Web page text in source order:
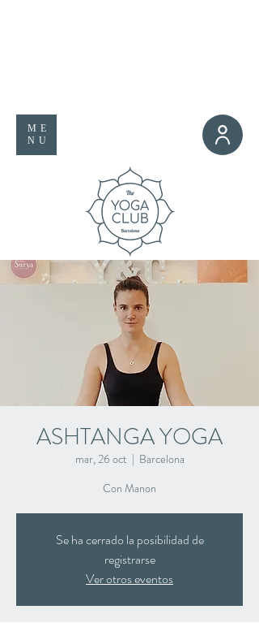
ME
NU
ASHTANGA YOGA
mar, 26 oct
  |
Barcelona
Con Manon
Se ha cerrado la posibilidad de
registrarse
Ver otros eventos